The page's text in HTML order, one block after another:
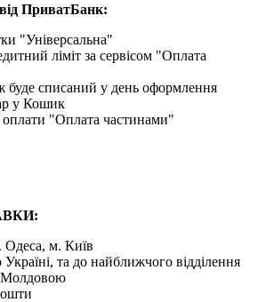
ПриватБанк:
"Універсальна"
ліміт за сервісом "Оплата
буде списаний у день оформлення
у Кошик
оплати "Оплата частинами"
Одеса, м. Київ
та до найближчого відділення
Молдовою